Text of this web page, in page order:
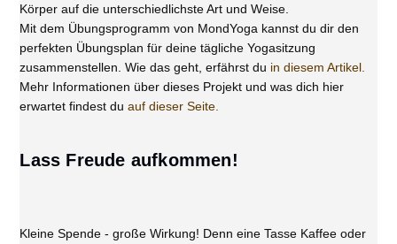
Körper auf die unterschiedlichste Art und Weise.
Mit dem Übungsprogramm von MondYoga kannst du dir den
perfekten Übungsplan für deine tägliche Yogasitzung
zusammenstellen. Wie das geht, erfährst du in diesem Artikel.
Mehr Informationen über dieses Projekt und was dich hier
erwartet findest du auf dieser Seite.
Lass Freude aufkommen!
Kleine Spende - große Wirkung! Denn eine Tasse Kaffee oder